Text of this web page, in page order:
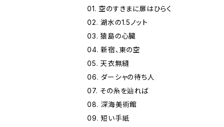
01. 空のすきまに扉はひらく
02. 湖水の1.5ノット
03. 猿島の心臓
04. 新宿、東の空
05. 天衣無縫
06. ダーシャの待ち人
07. その糸を辿れば
08. 深海美術館
09. 短い手紙